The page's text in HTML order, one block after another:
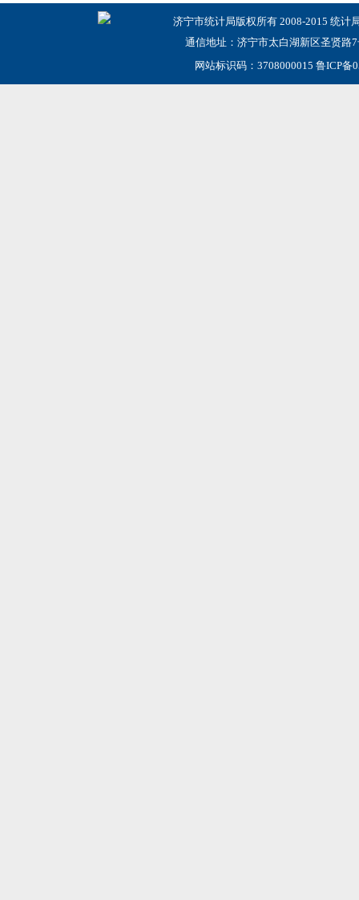
济宁市统计局版权所有 2008-2015 统计
通信地址：济宁市太白湖新区圣贤路
网站标识码：3708000015鲁ICP备